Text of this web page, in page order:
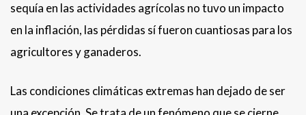
sequía en las actividades agrícolas no tuvo un impacto
en la inflación, las pérdidas sí fueron cuantiosas para los
agricultores y ganaderos.
Las condiciones climáticas extremas han dejado de ser